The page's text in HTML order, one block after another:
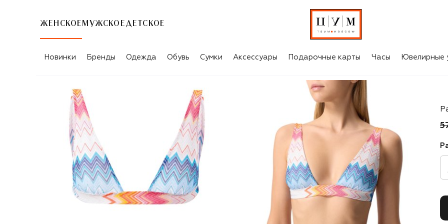
ЖЕНСКОЕ МУЖСКОЕ ДЕТСКОЕ
Новинки Бренды Одежда Обувь Сумки Аксессуары Подарочные карты Часы Ювелирные